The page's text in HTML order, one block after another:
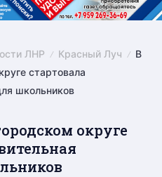
ЛНР Красный Луч
В
стартовала
школьников
округе